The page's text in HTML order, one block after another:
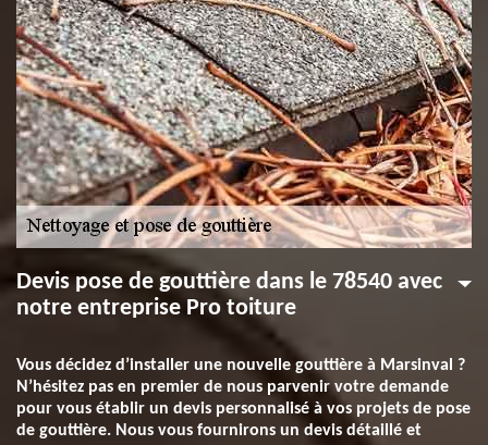
Devis pose de gouttière dans le 78540 avec
notre entreprise Pro toiture
Vous décidez d’installer une nouvelle gouttière à Marsinval ?
N’hésitez pas en premier de nous parvenir votre demande
pour vous établir un devis personnalisé à vos projets de pose
de gouttière. Nous vous fournirons un devis détaillé et